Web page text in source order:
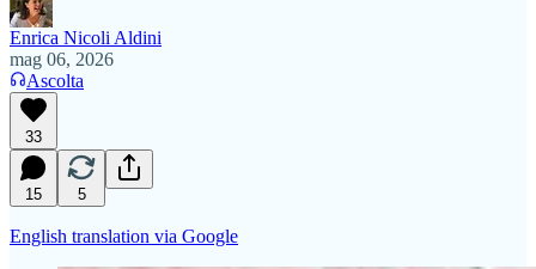
Enrica Nicoli Aldini
mag 06, 2026
Ascolta
33
15 5
English translation via Google